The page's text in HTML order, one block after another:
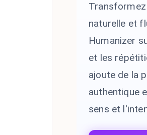
naturelle et
Humanizer
et les
ajoute de la
authentique
sens et